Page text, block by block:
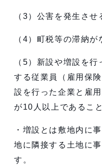
（3）公害を発生させ
（4）町税等の滞納が
（5）新設や増設を
する従業員（雇用保
設を行った企業と雇
が10人以上であること
・増設とは敷地内に
地に隣接する土地に
す。